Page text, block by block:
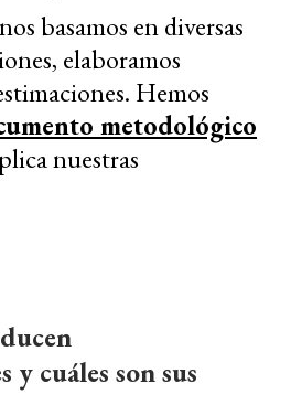
basamos en diversas
elaboramos
Hemos
metodológico
nuestras
cuáles son sus